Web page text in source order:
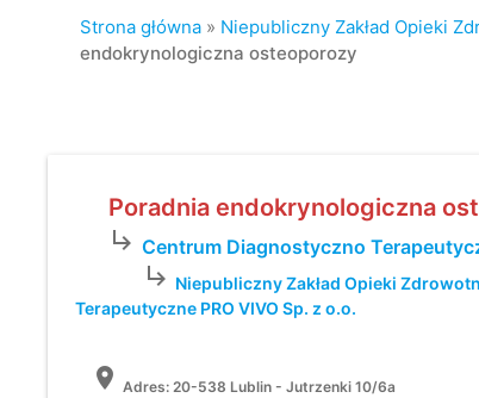
Strona główna » Niepubliczny Zakład Opieki
endokrynologiczna osteoporozy
Poradnia endokrynologiczna
subdirectory_arrow_right Centrum Diagnostyczno
subdirectory_arrow_right Niepubliczny Zakład Opieki
Terapeutyczne PRO VIVO Sp. z o.o.
location_on Adres:20-538 Lublin - Jutrzenki 10/6a